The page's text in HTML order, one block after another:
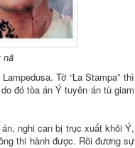
nã
Tờ “La Stampa” thì
đó tòa án Ý tuyên án tù giam
nghi can bị trục xuất khỏi Ý,
thi hành được. Rồi đương sự